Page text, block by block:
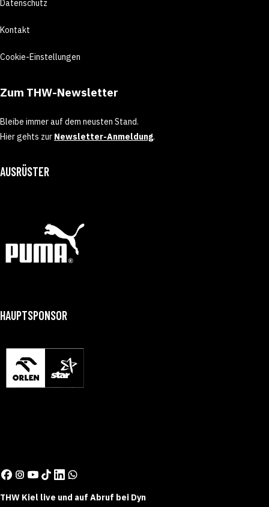
Datenschutz
Kontakt
Cookie-Einstellungen
Zum THW-Newsletter
Bleibe immer auf dem neusten Stand.
Hier gehts zur Newsletter-Anmeldung.
AUSRÜSTER
HAUPTSPONSOR
THW Kiel live und auf Abruf bei Dyn